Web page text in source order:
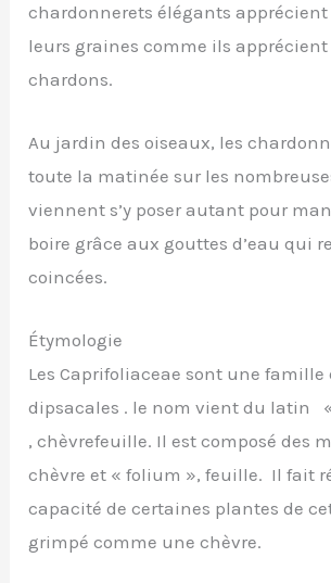
chardonnerets élégants
leurs graines comme ils apprécient
chardons.
Au jardin des oiseaux, les
toute la matinée sur les
viennent s’y poser autant pour
boire grâce aux gouttes d’eau qui
coincées.
Étymologie
Les Caprifoliaceae sont une famille
dipsacales . le nom vient du latin
, chèvrefeuille. Il est composé des
chèvre et « folium », feuille. Il fait
capacité de certaines plantes de
grimpé comme une chèvre.